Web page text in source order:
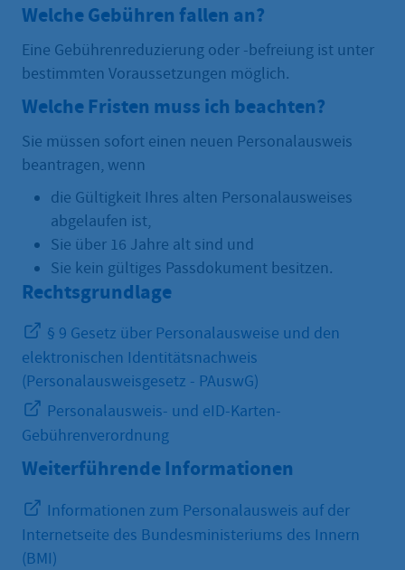
Welche Gebühren fallen an?
Eine Gebührenreduzierung oder -befreiung ist unter
bestimmten Voraussetzungen möglich.
Welche Fristen muss ich beachten?
Sie müssen sofort einen neuen Personalausweis
beantragen, wenn
die Gültigkeit Ihres alten Personalausweises
abgelaufen ist,
Sie über 16 Jahre alt sind und
Sie kein gültiges Passdokument besitzen.
Rechtsgrundlage
§ 9 Gesetz über Personalausweise und den
elektronischen Identitätsnachweis
(Personalausweisgesetz - PAuswG)
Personalausweis- und eID-Karten-
Gebührenverordnung
Weiterführende Informationen
Informationen zum Personalausweis auf der
Internetseite des Bundesministeriums des Innern
(BMI)